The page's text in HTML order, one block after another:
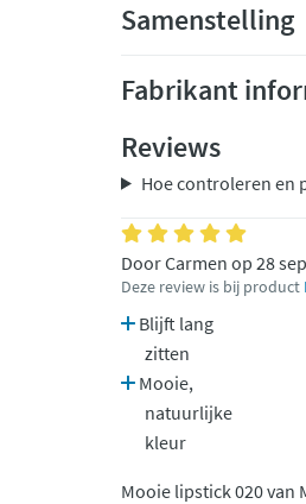
Samenstelling
Fabrikant
Reviews
Hoe controleren en
Door Carmen op 28
Deze review is bij product
Blijft lang
zitten
Mooie,
natuurlijke
kleur
Mooie lipstick 020 van